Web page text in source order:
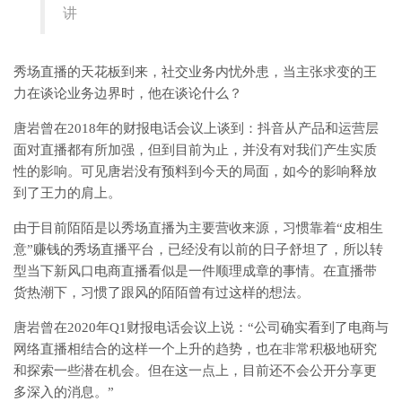
讲
秀场直播的天花板到来，社交业务内忧外患，当主张求变的王
力在谈论业务边界时，他在谈论什么？
唐岩曾在2018年的财报电话会议上谈到：抖音从产品和运营层
面对直播都有所加强，但到目前为止，并没有对我们产生实质
性的影响。可见唐岩没有预料到今天的局面，如今的影响释放
到了王力的肩上。
由于目前陌陌是以秀场直播为主要营收来源，习惯靠着“皮相生
意”赚钱的秀场直播平台，已经没有以前的日子舒坦了，所以转
型当下新风口电商直播看似是一件顺理成章的事情。在直播带
货热潮下，习惯了跟风的陌陌曾有过这样的想法。
唐岩曾在2020年Q1财报电话会议上说：“公司确实看到了电商与
网络直播相结合的这样一个上升的趋势，也在非常积极地研究
和探索一些潜在机会。但在这一点上，目前还不会公开分享更
多深入的消息。”